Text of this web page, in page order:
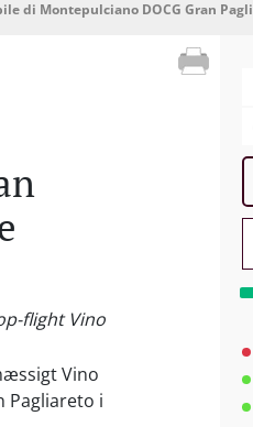
di Montepulciano DOCG Gran
flight Vino
Vino
Pagliareto i